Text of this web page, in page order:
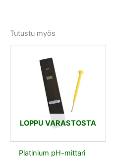
Tutustu myös
LOPPU VARASTOSTA
Platinium pH-mittari